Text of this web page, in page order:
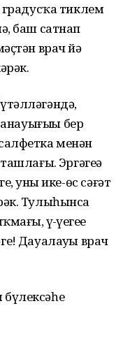
тиклем
баш сатнап
врач йә
бер
менән
Эргәгеҙҙә
уны ике-өс сәғәт
Тулыһынса
үҙ-үҙегеҙҙе
Дауалауҙы врач